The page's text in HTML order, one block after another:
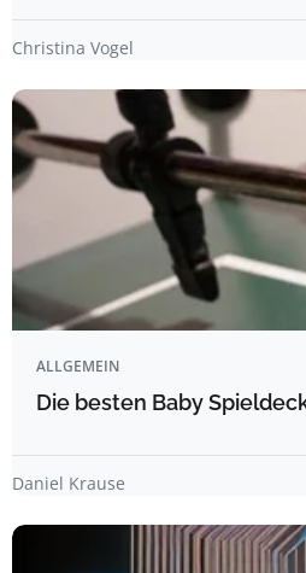
Christina Vogel
ALLGEMEIN
Die besten Baby
Daniel Krause